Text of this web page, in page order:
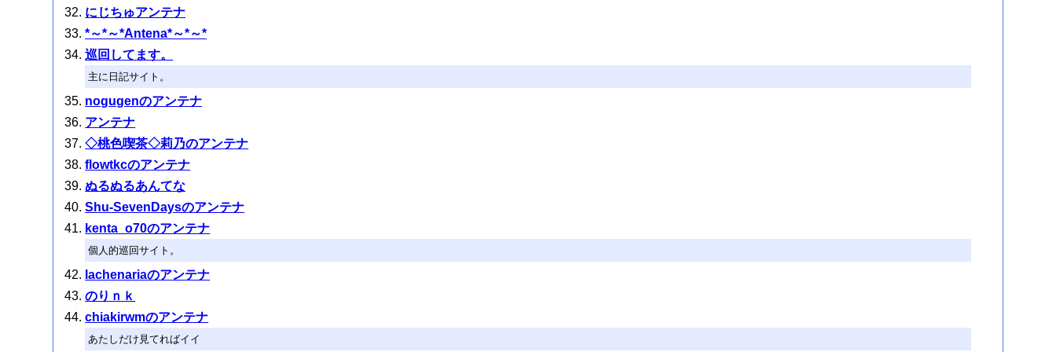
にじちゅアンテナ
*～*～*Antena*～*～*
巡回してます。
主に日記サイト。
nogugenのアンテナ
アンテナ
◇桃色喫茶◇莉乃のアンテナ
flowtkcのアンテナ
ぬるぬるあんてな
Shu-SevenDaysのアンテナ
kenta_o70のアンテナ
個人的巡回サイト。
lachenariaのアンテナ
のりｎｋ
chiakirwmのアンテナ
あたしだけ見てればイイ